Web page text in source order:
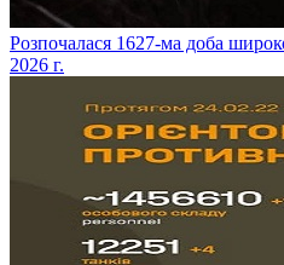
​Розпочалася 1627-ма доба
2026 г.